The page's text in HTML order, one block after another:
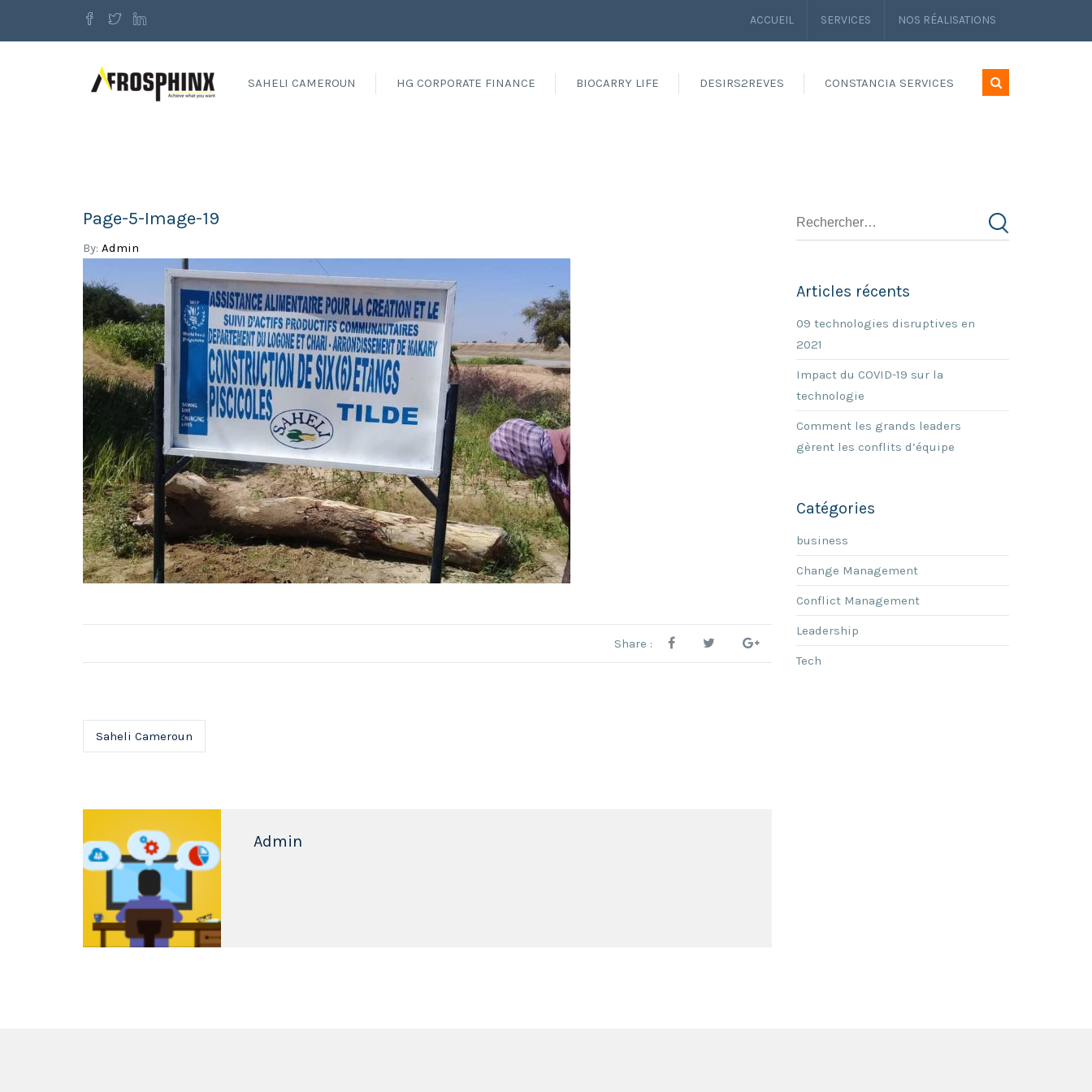
ACCUEIL SERVICES NOS RÉALISATIONS
SAHELI CAMEROUN HG CORPORATE FINANCE BIOCARRY LIFE DESIRS2REVES CONSTANCIA SERVICES
Page-5-Image-19
By: Admin
Share :
Saheli Cameroun
Admin
Articles récents
09 technologies disruptives en
2021
Impact du COVID-19 sur la
technologie
Comment les grands leaders
gèrent les conflits d’équipe
Catégories
business
Change Management
Conflict Management
Leadership
Tech